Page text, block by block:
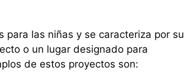
para las niñas y se caracteriza por su
o un lugar designado para
de estos proyectos son: